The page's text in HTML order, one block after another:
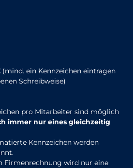
(mind. ein Kennzeichen eintragen
Schreibweise)
pro Mitarbeiter sind möglich
immer nur eines gleichzeitig
Kennzeichen werden
Firmenrechnung wird nur eine